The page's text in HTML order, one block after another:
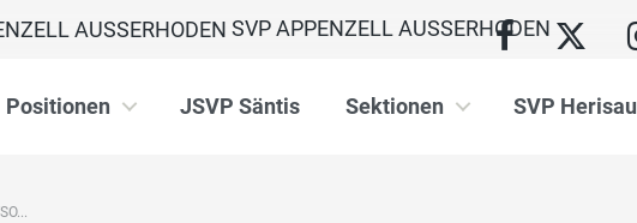
SVP APPENZELL AUSSERHODEN
Positionen JSVP Säntis Sektionen SVP Herisau